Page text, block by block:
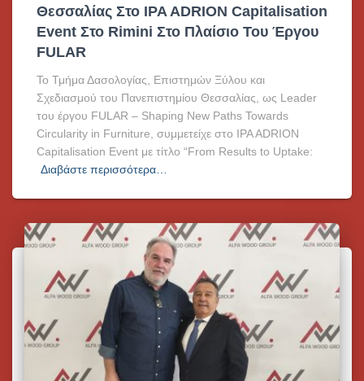
Θεσσαλίας Στο IPA ADRION Capitalisation
Event Στο Rimini Στο Πλαίσιο Του Έργου
FULAR
Το Τμήμα Δασολογίας, Επιστημών Ξύλου και
Σχεδιασμού του Πανεπιστημίου Θεσσαλίας, ως Leader
του έργου FULAR – Shaping New Paths Towards
Circularity in Furniture, συμμετείχε στο IPA ADRION
Capitalisation Event με τίτλο “From Results to Uptake:
Διαβάστε περισσότερα…